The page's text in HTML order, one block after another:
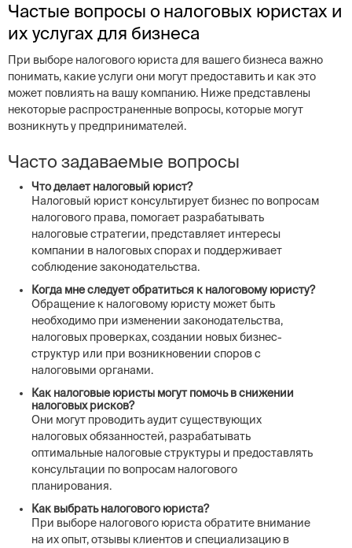
Частые вопросы о налоговых юристах и
их услугах для бизнеса
При выборе налогового юриста для вашего бизнеса важно
понимать, какие услуги они могут предоставить и как это
может повлиять на вашу компанию. Ниже представлены
некоторые распространенные вопросы, которые могут
возникнуть у предпринимателей.
Часто задаваемые вопросы
Что делает налоговый юрист?
Налоговый юрист консультирует бизнес по вопросам
налогового права, помогает разрабатывать
налоговые стратегии, представляет интересы
компании в налоговых спорах и поддерживает
соблюдение законодательства.
Когда мне следует обратиться к налоговому юристу?
Обращение к налоговому юристу может быть
необходимо при изменении законодательства,
налоговых проверках, создании новых бизнес-
структур или при возникновении споров с
налоговыми органами.
Как налоговые юристы могут помочь в снижении
налоговых рисков?
Они могут проводить аудит существующих
налоговых обязанностей, разрабатывать
оптимальные налоговые структуры и предоставлять
консультации по вопросам налогового
планирования.
Как выбрать налогового юриста?
При выборе налогового юриста обратите внимание
на их опыт, отзывы клиентов и специализацию в